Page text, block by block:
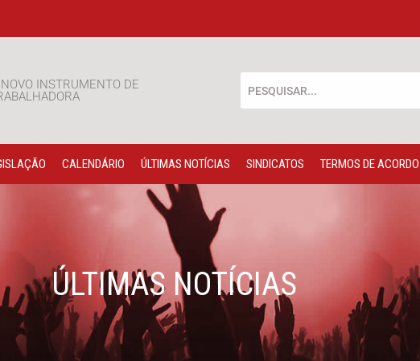
INSTRUMENTO DE
CALENDÁRIO ÚLTIMAS NOTÍCIAS SINDICATOS TERMOS DE ACORDO
ÚLTIMAS NOTÍCIAS